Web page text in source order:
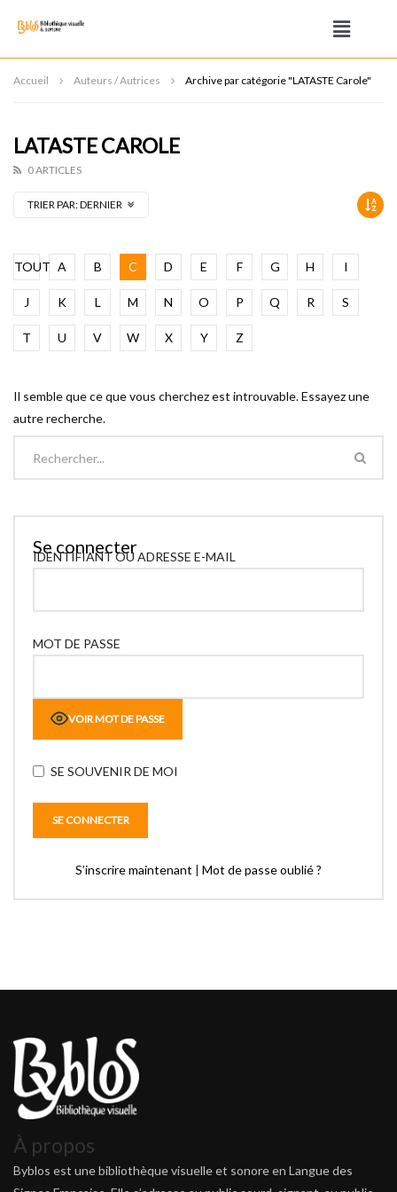
Accueil Auteurs / Autrices Archive par catégorie "LATASTE Carole"
LATASTE CAROLE
0 ARTICLES
TRIER PAR:DERNIER
TOUT A B C D E F G H I
J K L M N O P Q R S
T U V W X Y Z
Il semble que ce que vous cherchez est introuvable. Essayez une
autre recherche.
Se connecter
IDENTIFIANT OU ADRESSE E-MAIL
MOT DE PASSE
VOIR MOT DE PASSE
SE SOUVENIR DE MOI
S’inscrire maintenant | Mot de passe oublié ?
À propos
Byblos est une bibliothèque visuelle et sonore en Langue des